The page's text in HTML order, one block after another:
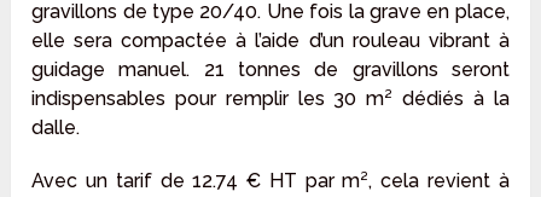
gravillons de type 20/40. Une fois la grave en place,
elle sera compactée à l’aide d’un rouleau vibrant à
guidage manuel. 21 tonnes de gravillons seront
indispensables pour remplir les 30 m² dédiés à la
dalle.
Avec un tarif de 12.74 € HT par m², cela revient à